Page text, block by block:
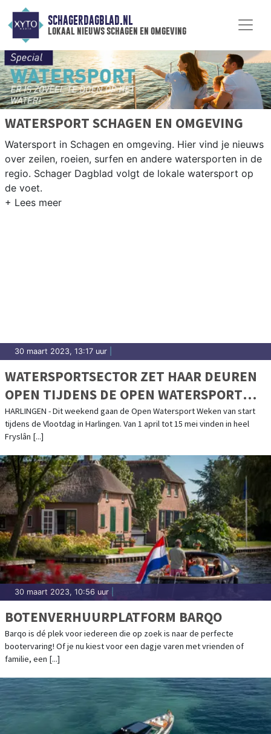
SCHAGERDAGBLAD.NL
lokaal nieuws schagen en omgeving
WATERSPORT SCHAGEN EN OMGEVING
Watersport in Schagen en omgeving. Hier vind je nieuws
over zeilen, roeien, surfen en andere watersporten in de
regio. Schager Dagblad volgt de lokale watersport op
de voet.
30 maart 2023, 13:17 uur
WATERSPORTSECTOR ZET HAAR DEUREN
OPEN TIJDENS DE OPEN WATERSPORT
WEKEN
HARLINGEN - Dit weekend gaan de Open Watersport Weken van start
tijdens de Vlootdag in Harlingen. Van 1 april tot 15 mei vinden in heel
Fryslân [...]
30 maart 2023, 10:56 uur
BOTENVERHUURPLATFORM BARQO
Barqo is dé plek voor iedereen die op zoek is naar de perfecte
bootervaring! Of je nu kiest voor een dagje varen met vrienden of
familie, een [...]